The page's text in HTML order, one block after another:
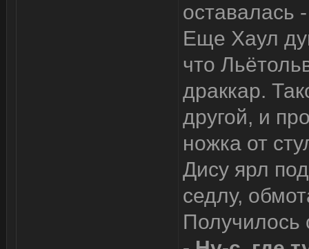
оставалась
Еще Хаул
что
драккар.
другой, и
ножка от
Дису ярл
седлу,
Получилось